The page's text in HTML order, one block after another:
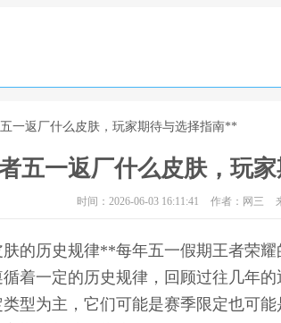
一返厂什么皮肤，玩家期待与选择指南**
五一返厂什么皮肤，玩
时间：2026-06-03 16:11:41 作者：网三
的历史规律**每年五一假期王者荣
着一定的历史规律，回顾过往几年
型为主，它们可能是赛季限定也可